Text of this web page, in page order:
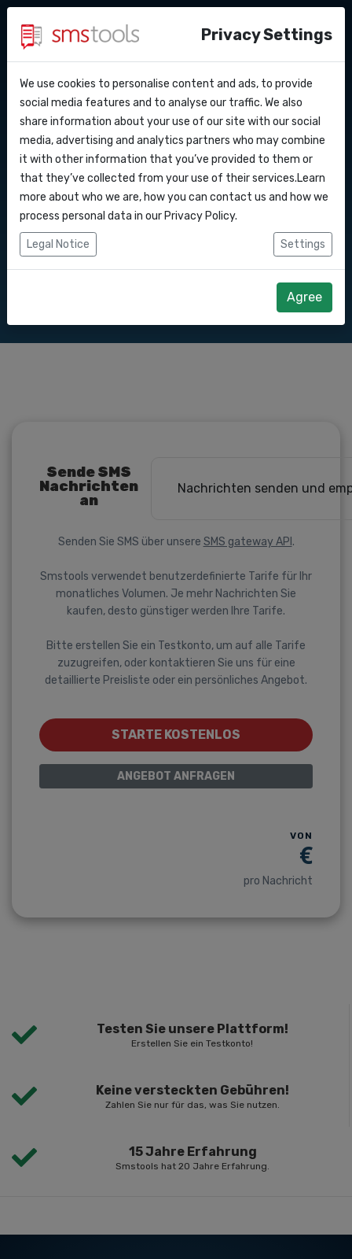
API Docs
Webhooks
Integrationen
Zapier
Warum smstools?
Blog
Service level agreement
Kontakt
Angebot anfordern
SMS Gateway API nach
Senden Sie SMS-Nachrichten über unsere
SMS Gateway API.
Direkt loslegen Angebot anfordern
Sende SMS
Nachrichten
an
Nachrichten senden und
Senden Sie SMS über unsere SMS gateway API .
Smstools verwendet benutzerdefinierte Tarife für Ihr
monatliches Volumen. Je mehr Nachrichten Sie
kaufen, desto günstiger werden Ihre Tarife.
Bitte erstellen Sie ein Testkonto, um auf alle Tarife
zuzugreifen, oder kontaktieren Sie uns für eine
detaillierte Preisliste oder ein persönliches Angebot.
STARTE KOSTENLOS
ANGEBOT ANFRAGEN
VON
€
pro Nachricht
Testen Sie unsere Plattform!
Erstellen Sie ein Testkonto!
Keine versteckten Gebühren!
Zahlen Sie nur für das, was Sie nutzen.
15 Jahre Erfahrung
Smstools hat 20 Jahre Erfahrung.
Privacy Settings
We use cookies to personalise content and ads, to provide
social media features and to analyse our traffic. We also
share information about your use of our site with our social
media, advertising and analytics partners who may combine
it with other information that you’ve provided to them or
that they’ve collected from your use of their services.Learn
more about who we are, how you can contact us and how we
process personal data in our Privacy Policy.
Legal Notice Settings
Agree